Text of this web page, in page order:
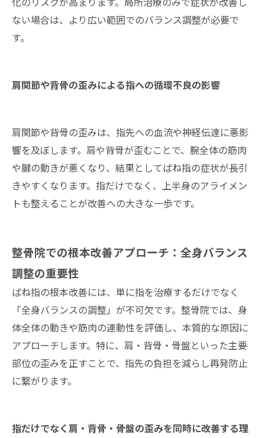
ない場合は、より広い範囲でのバランス調整が必要で
す。
肩関節や背骨の歪みによる指への循環不良の影響
肩関節や背骨の歪みは、指先への血流や神経伝達に悪影
響を及ぼします。肩や背骨が歪むことで、腕全体の筋肉
や腱の動きが悪くなり、結果としてばね指の症状が長引
きやすくなります。指だけでなく、上半身のアライメン
トも整えることが改善への大きな一歩です。
整骨院での根本改善アプローチ：全身バランス
調整の重要性
ばね指の根本改善には、単に指を治療するだけでなく
「全身バランスの調整」が不可欠です。整骨院では、身
体全体の動きや筋肉の連動性を評価し、本質的な原因に
アプローチします。特に、肩・背骨・骨盤といった主要
部位の歪みを正すことで、指先の負担を減らし再発防止
に繋がります。
指だけでなく肩・背骨・骨盤の歪みを同時に改善する理